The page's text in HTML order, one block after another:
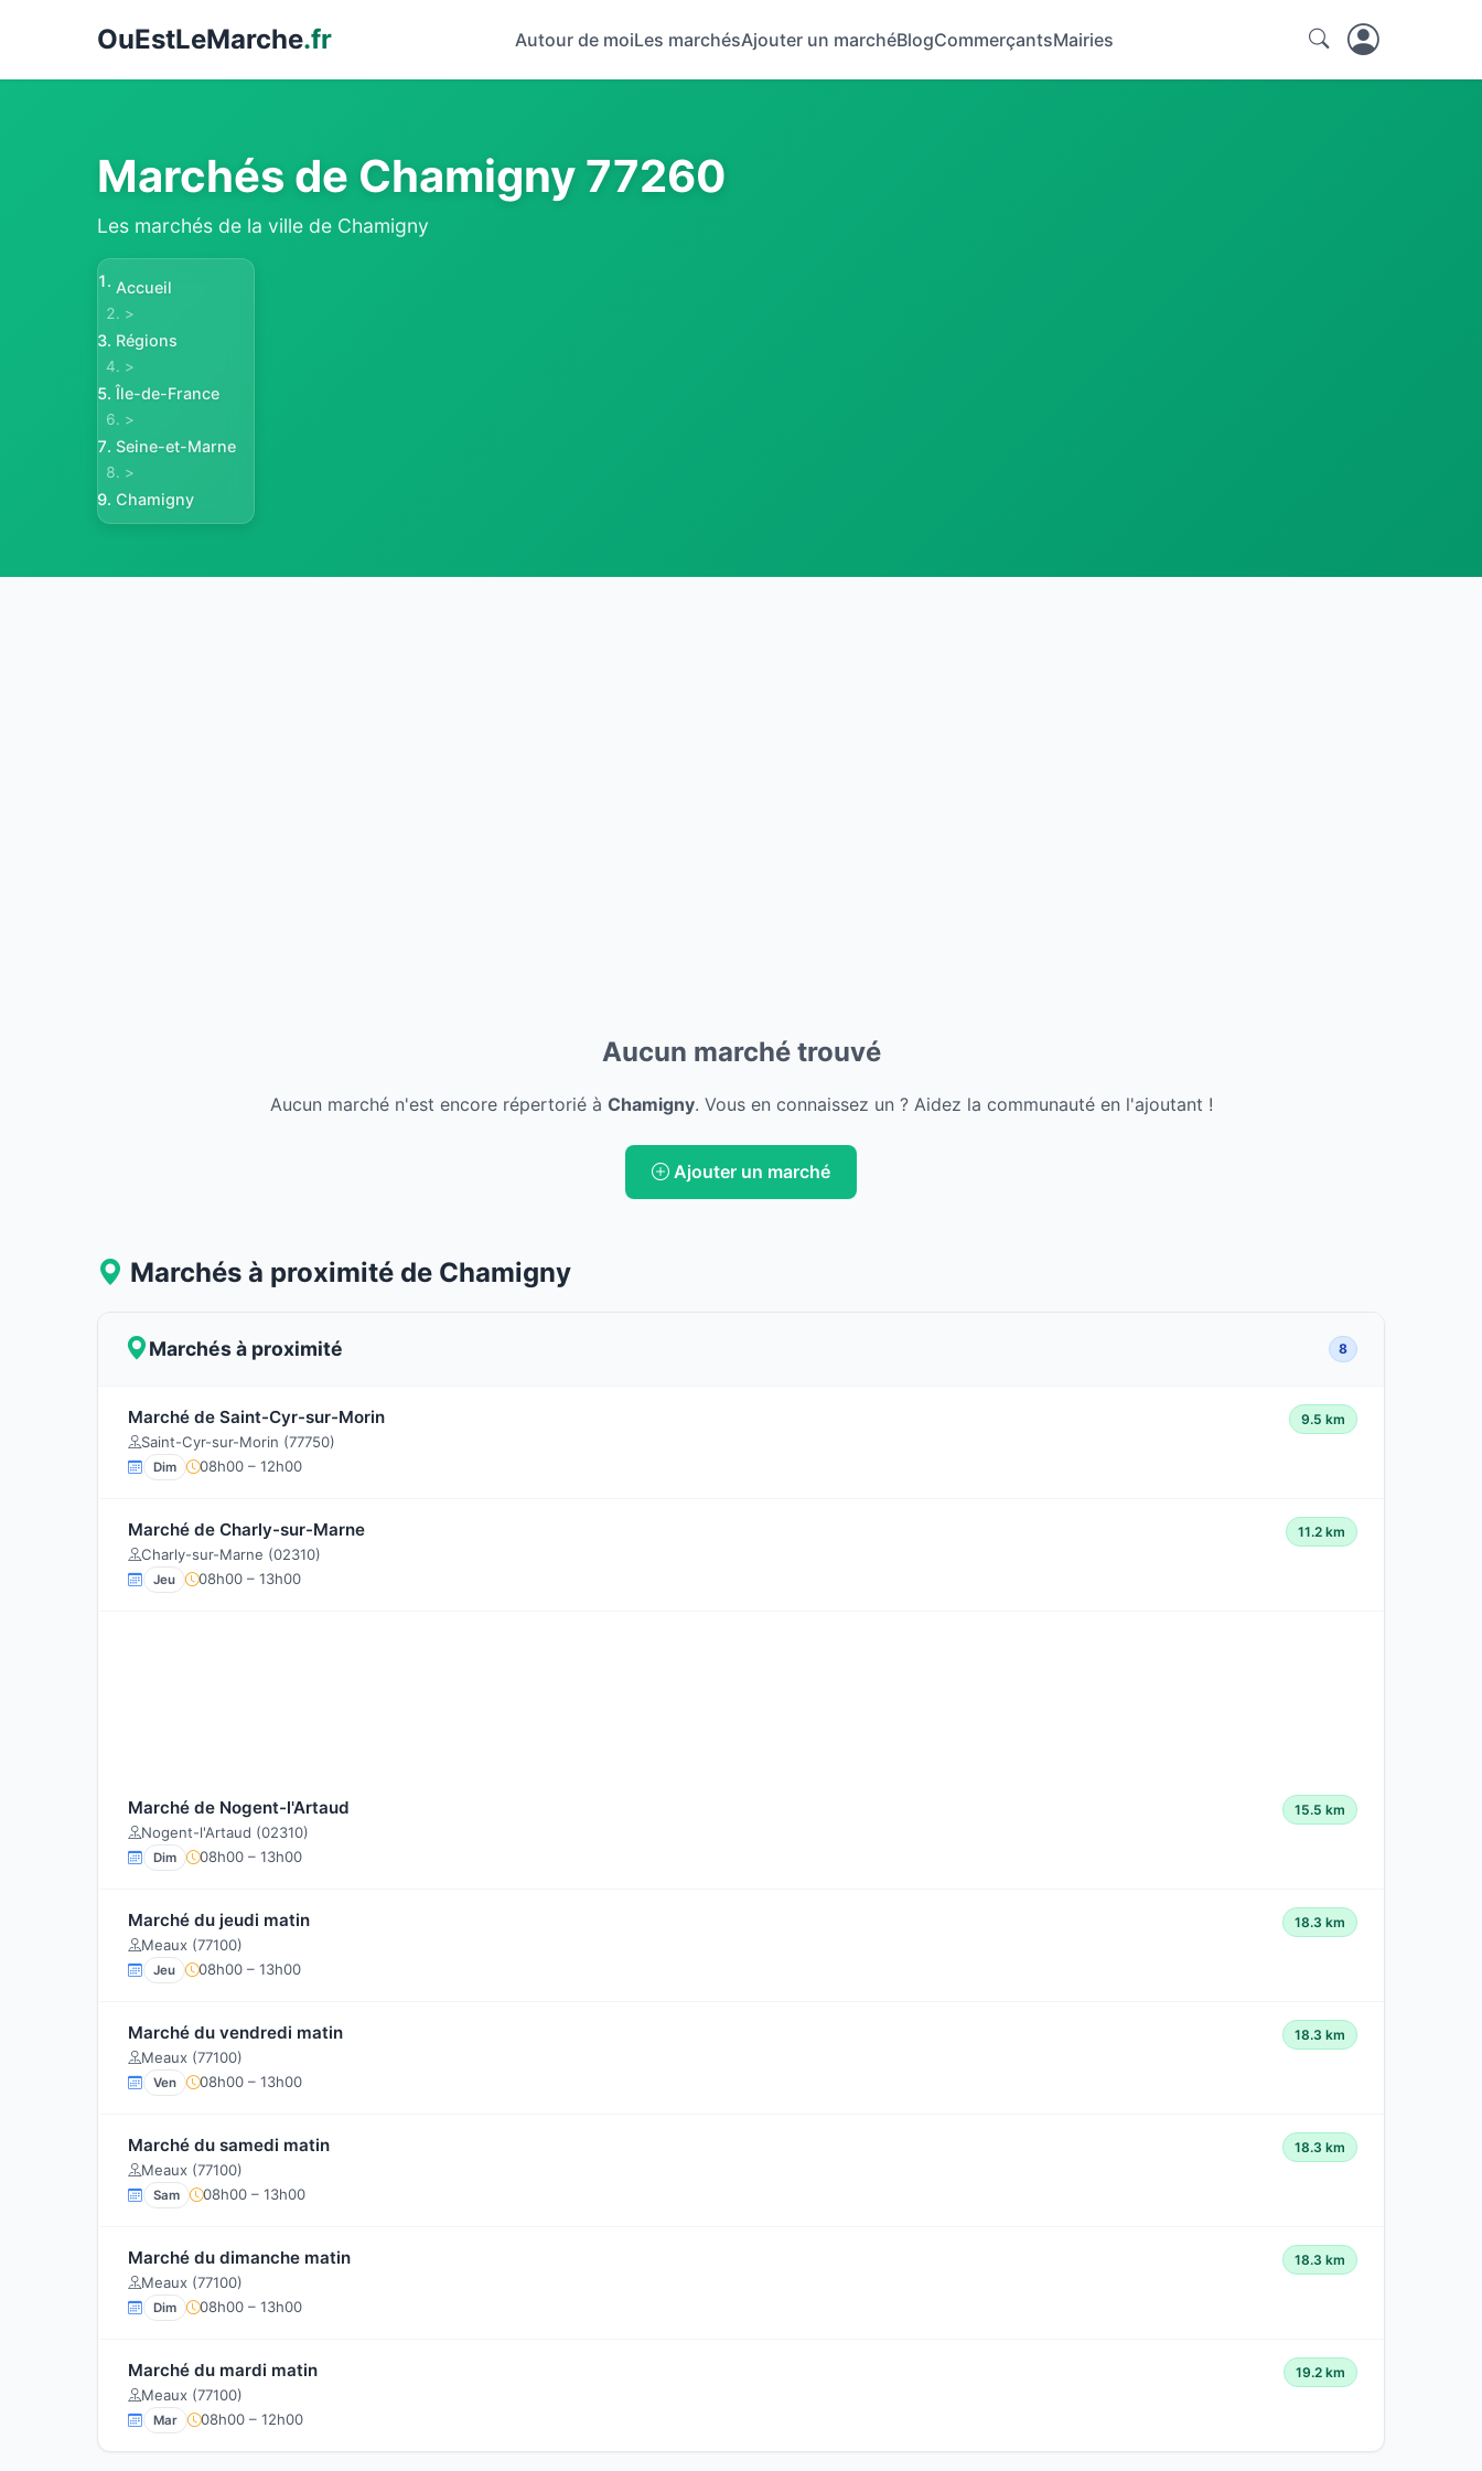
OuEstLeMarche.fr Autour de moiLes marchésAjouter un marchéBlogCommerçantsMairies
Marchés de Chamigny 77260
Les marchés de la ville de Chamigny
Accueil
>
Régions
>
Île-de-France
>
Seine-et-Marne
>
Chamigny
Aucun marché trouvé
Aucun marché n'est encore répertorié à Chamigny. Vous en connaissez un ? Aidez la communauté en l'ajoutant !
Ajouter un marché
Marchés à proximité de Chamigny
Marchés à proximité 8
Marché de Saint-Cyr-sur-Morin
Saint-Cyr-sur-Morin (77750)
9.5 km
Dim 08h00 – 12h00
Marché de Charly-sur-Marne
Charly-sur-Marne (02310)
11.2 km
Jeu 08h00 – 13h00
Marché de Nogent-l'Artaud
Nogent-l'Artaud (02310)
15.5 km
Dim 08h00 – 13h00
Marché du jeudi matin
Meaux (77100)
18.3 km
Jeu 08h00 – 13h00
Marché du vendredi matin
Meaux (77100)
18.3 km
Ven 08h00 – 13h00
Marché du samedi matin
Meaux (77100)
18.3 km
Sam 08h00 – 13h00
Marché du dimanche matin
Meaux (77100)
18.3 km
Dim 08h00 – 13h00
Marché du mardi matin
Meaux (77100)
19.2 km
Mar 08h00 – 12h00